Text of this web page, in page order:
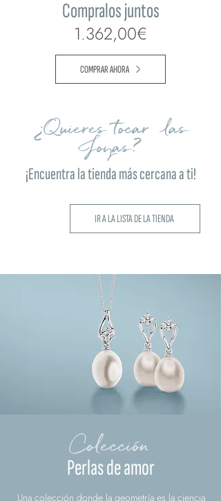
Compralos juntos
1.362,00€
COMPRAR AHORA
¿Quieres tocar las
Joyas?
¡Encuentra la tienda más cercana a ti!
IR A LA LISTA DE LA TIENDA
Colección
Perlas de amor
Una colección donde la geometría es la ciencia